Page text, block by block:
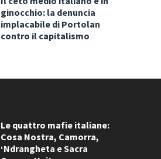
ginocchio: la denuncia
implacabile di Portolan
contro il capitalismo
Le quattro mafie italiane:
Cosa Nostra, Camorra,
‘Ndrangheta e Sacra